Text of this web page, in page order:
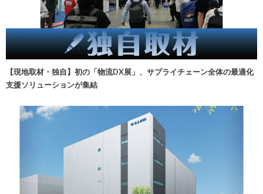
【現地取材・独自】初の「物流DX展」、サプライチェーン全体の最適化
支援ソリューションが集結